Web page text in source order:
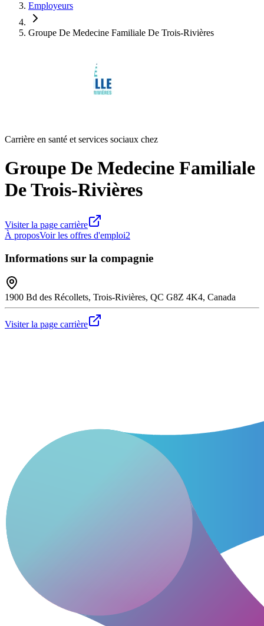
Employeurs
Groupe De Medecine Familiale De Trois-Rivières
Carrière en santé et services sociaux chez
Groupe De Medecine Familiale
De Trois-Rivières
Visiter la page carrière
À proposVoir les offres d'emploi2
Informations sur la compagnie
1900 Bd des Récollets, Trois-Rivières, QC G8Z 4K4, Canada
Visiter la page carrière